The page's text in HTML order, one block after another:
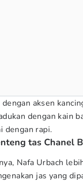
aksen
dengan kain
dengan rapi.
tas Chanel
Nafa Urbach
jas yang